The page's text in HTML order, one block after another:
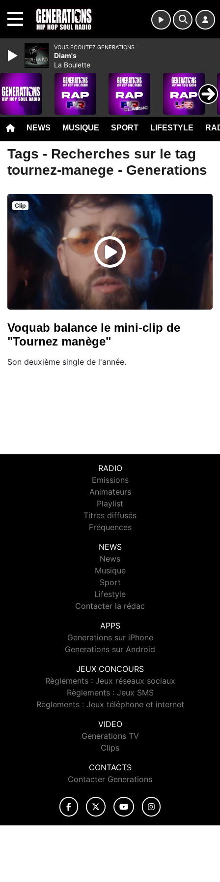
NEWS MUSIQUE SPORT LIFESTYLE
Tags - Recherches sur le tag
tournez-manege - Generations
Clip
Voquab balance le mini-clip de
"Tournez manège"
Son deuxième single de l'année.
RADIO
Emissions
Animateurs
Playlist
Titres diffusés
Fréquences
NEWS
News
Musique
Sport
Lifestyle
Contacter la rédac
APPS
Generations sur iPhone
Generations sur Android
JEUX CONCOURS
Règlements : Jeux réseaux sociaux
Règlements : Jeux SMS
Règlements : Jeux téléphone et internet
VIDEO
Generations TV
Clips
CONTACTS
Contacter Generations
VOUS ÉCOUTEZ GENERATIONS
Diam's
La Boulette